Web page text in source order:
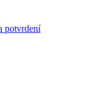
potvrdení